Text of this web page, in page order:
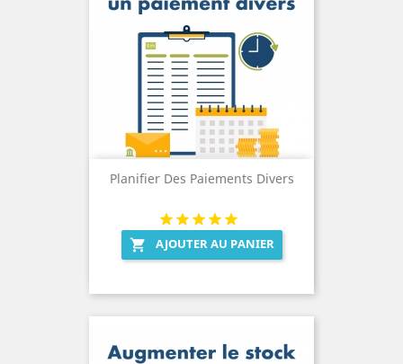
Planifier Des Paiements Divers
 AJOUTER AU PANIER